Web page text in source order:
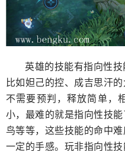
英雄的技能有指向性
比如妲己的控、成吉思汗
不需要预判，释放简单，
小，最难的就是指向性技
鸟等等，这些技能的命中
一定的手感。玩非指向性